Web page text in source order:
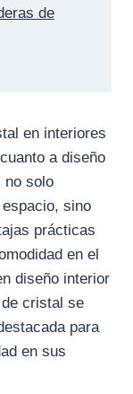
de
en interiores
a diseño
no solo
sino
prácticas
en el
diseño interior
cristal se
para
en sus